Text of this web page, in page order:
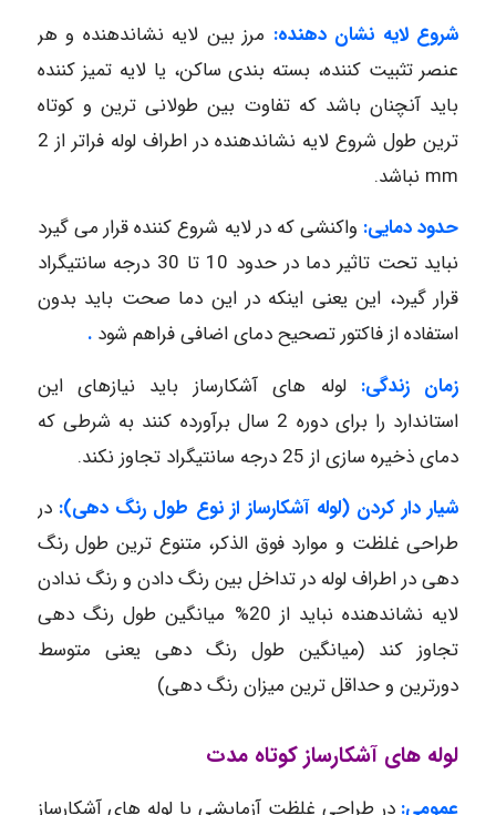
شروع لایه نشان دهنده: مرز بین لایه نشاندهنده و هر
عنصر تثبیت کننده، بسته بندی ساکن، یا لایه تمیز کننده
باید آنچنان باشد که تفاوت بین طولانی ترین و کوتاه
ترین طول شروع لایه نشاندهنده در اطراف لوله فراتر از 2
mm نباشد.
حدود دمایی: واکنشی که در لایه شروع کننده قرار می گیرد
نباید تحت تاثیر دما در حدود 10 تا 30 درجه سانتیگراد
قرار گیرد، این یعنی اینکه در این دما صحت باید بدون
استفاده از فاکتور تصحیح دمای اضافی فراهم شود .
زمان زندگی:لوله های آشکارساز باید نیازهای این
استاندارد را برای دوره 2 سال برآورده کنند به شرطی که
دمای ذخیره سازی از 25 درجه سانتیگراد تجاوز نکند.
شیار دار کردن (لوله آشکارساز از نوع طول رنگ دهی):در
طراحی غلظت و موارد فوق الذکر، متنوع ترین طول رنگ
دهی در اطراف لوله در تداخل بین رنگ دادن و رنگ ندادن
لایه نشاندهنده نباید از 20% میانگین طول رنگ دهی
تجاوز کند (میانگین طول رنگ دهی یعنی متوسط
دورترین و حداقل ترین میزان رنگ دهی)
لوله های آشکارساز کوتاه مدت
عمومی:در طراحی غلظت آزمایشی با لوله های آشکارساز